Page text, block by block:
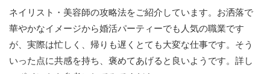
ネイリスト・美容師の攻略法をご紹介しています。お洒落で
華やかなイメージから婚活パーティーでも人気の職業です
が、実際は忙しく、帰りも遅くとても大変な仕事です。そう
いった点に共感を持ち、褒めてあげると良いようです。詳し